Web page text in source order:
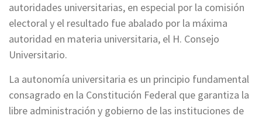
autoridades universitarias, en especial por la comisión
electoral y el resultado fue abalado por la máxima
autoridad en materia universitaria, el H. Consejo
Universitario.
La autonomía universitaria es un principio fundamental
consagrado en la Constitución Federal que garantiza la
libre administración y gobierno de las instituciones de